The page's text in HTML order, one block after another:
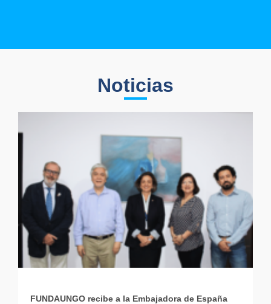
Noticias
FUNDAUNGO recibe a la Embajadora de España